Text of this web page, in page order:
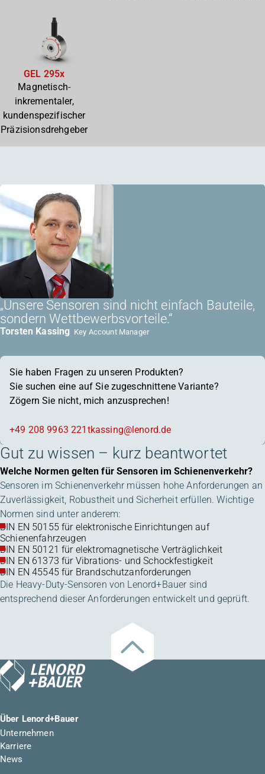
GEL 295x
Magnetisch-
inkrementaler,
kundenspezifischer
Präzisionsdrehgeber
„Unsere Sensoren sind nicht einfach Bauteile,
sondern Wettbewerbsvorteile.“
Torsten Kassing Key Account Manager
Sie haben Fragen zu unseren Produkten?
Sie suchen eine auf Sie zugeschnittene Variante?
Zögern Sie nicht, mich anzusprechen!
+49 208 9963 221 tkassing@lenord.de
Gut zu wissen – kurz beantwortet
Welche Normen gelten für Sensoren im Schienenverkehr?
Sensoren im Schienenverkehr müssen hohe Anforderungen an
Zuverlässigkeit, Robustheit und Sicherheit erfüllen. Wichtige
Normen sind unter anderem:
DIN EN 50155 für elektronische Einrichtungen auf
Schienenfahrzeugen
DIN EN 50121 für elektromagnetische Verträglichkeit
DIN EN 61373 für Vibrations- und Schockfestigkeit
DIN EN 45545 für Brandschutzanforderungen
Die Heavy-Duty-Sensoren von Lenord+Bauer sind
entsprechend dieser Anforderungen entwickelt und geprüft.
Über Lenord+Bauer
Unternehmen
Karriere
News